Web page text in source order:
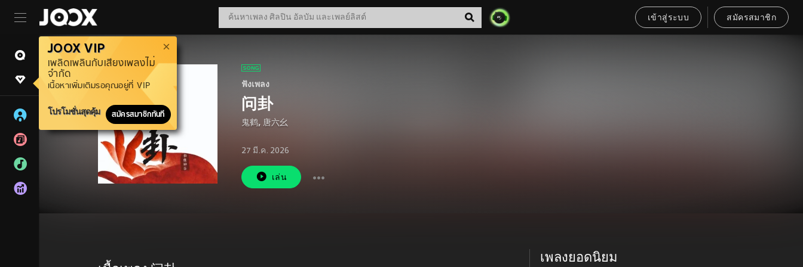
เข้าสู่ระบบ สมัครสมาชิก
JOOX VIP
เพลิดเพลินกับเสียงเพลงไม่
จำกัด
เนื้อหาเพิ่มเติมรอคุณอยู่ที่ VIP
โปรโมชั่นสุดคุ้ม สมัครสมาชิกทันที
ฟังเพลง
问卦
鬼鹤, 唐六幺
27 มี.ค. 2026
เล่น
เพลงยอดนิยม